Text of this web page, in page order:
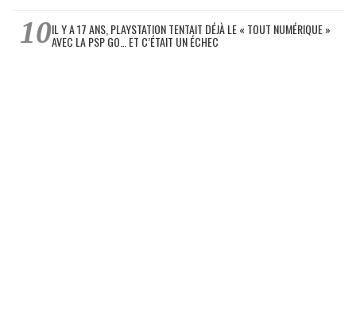
IL Y A 17 ANS, PLAYSTATION TENTAIT DÉJÀ LE « TOUT NUMÉRIQUE »
AVEC LA PSP GO… ET C’ÉTAIT UN ÉCHEC